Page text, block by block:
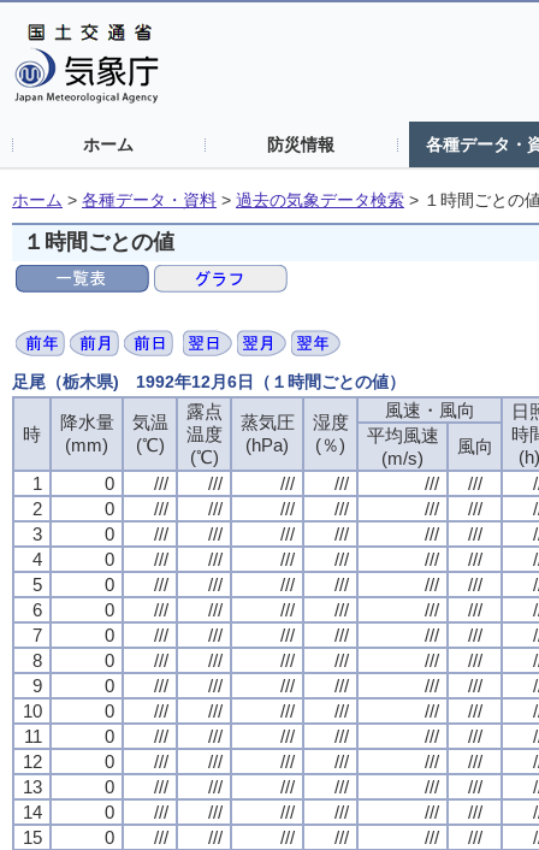
ホーム 防災情報 各種データ・
ホーム > 各種データ・資料 > 過去の気象データ検索 > １時間ごとの
１時間ごとの値
足尾（栃木県) 1992年12月6日（１時間ごとの値）
時
降水量
(mm)
気温
(℃)
露点
温度
(℃)
蒸気圧
(hPa)
湿度
(％)
風速・風向
日
時
(h)
平均風速
(m/s)
風向
1
0 /// /// /// /// /// ///
2
0 /// /// /// /// /// ///
3
0 /// /// /// /// /// ///
4
0 /// /// /// /// /// ///
5
0 /// /// /// /// /// ///
6
0 /// /// /// /// /// ///
7
0 /// /// /// /// /// ///
8
0 /// /// /// /// /// ///
9
0 /// /// /// /// /// ///
10
0 /// /// /// /// /// ///
11
0 /// /// /// /// /// ///
12
0 /// /// /// /// /// ///
13
0 /// /// /// /// /// ///
14
0 /// /// /// /// /// ///
15
0 /// /// /// /// /// ///